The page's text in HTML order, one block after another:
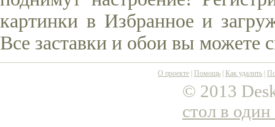
картинки в Избранное и
Все заставки и обои вы можете
О проекте Помощь Как удалить
© 2013
стол в